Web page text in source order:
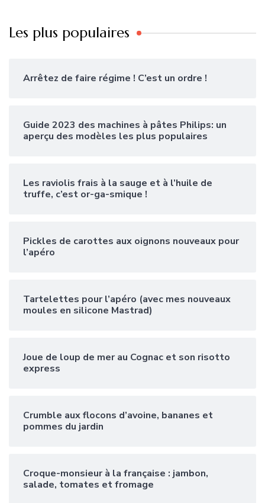
Les plus populaires
Arrêtez de faire régime ! C’est un ordre !
Guide 2023 des machines à pâtes Philips: un
aperçu des modèles les plus populaires
Les raviolis frais à la sauge et à l’huile de
truffe, c’est or-ga-smique !
Pickles de carottes aux oignons nouveaux pour
l’apéro
Tartelettes pour l’apéro (avec mes nouveaux
moules en silicone Mastrad)
Joue de loup de mer au Cognac et son risotto
express
Crumble aux flocons d’avoine, bananes et
pommes du jardin
Croque-monsieur à la française : jambon,
salade, tomates et fromage